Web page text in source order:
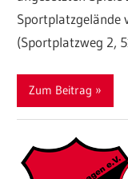
Sportplatzgelände
(Sportplatzweg 2,
Zum Beitrag